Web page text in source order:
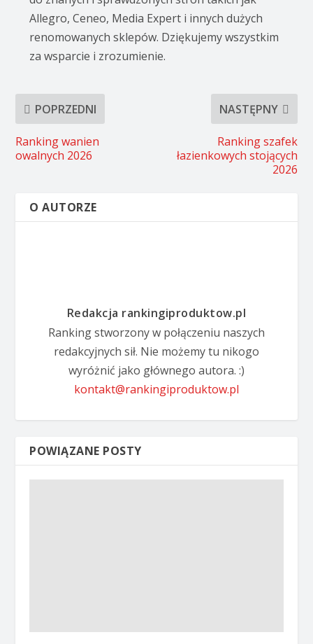
Allegro, Ceneo, Media Expert i innych dużych
renomowanych sklepów. Dziękujemy wszystkim
za wsparcie i zrozumienie.
POPRZEDNI
Ranking wanien
owalnych 2026
NASTĘPNY
Ranking szafek
łazienkowych stojących
2026
O AUTORZE
Redakcja rankingiproduktow.pl
Ranking stworzony w połączeniu naszych
redakcyjnych sił. Nie możemy tu nikogo
wyróżnić jako głównego autora. :)
kontakt@rankingiproduktow.pl
POWIĄZANE POSTY